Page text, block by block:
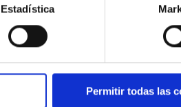
Estadística
Permitir todas las